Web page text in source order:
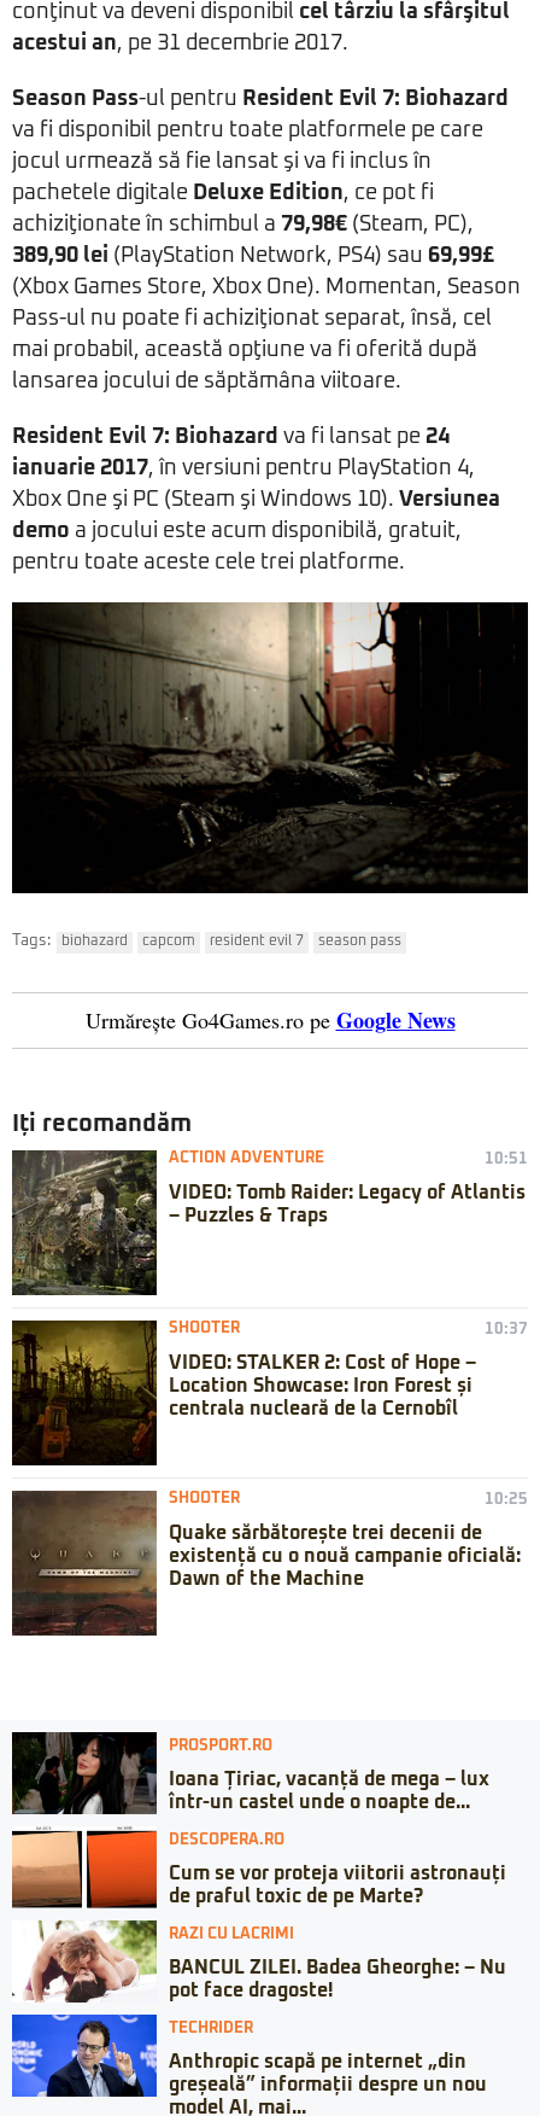
conţinut va deveni disponibil cel târziu la sfârşitul
acestui an, pe 31 decembrie 2017.
Season Pass-ul pentru Resident Evil 7: Biohazard
va fi disponibil pentru toate platformele pe care
jocul urmează să fie lansat şi va fi inclus în
pachetele digitale Deluxe Edition, ce pot fi
achiziţionate în schimbul a 79,98€ (Steam, PC),
389,90 lei (PlayStation Network, PS4) sau 69,99£
(Xbox Games Store, Xbox One). Momentan, Season
Pass-ul nu poate fi achiziţionat separat, însă, cel
mai probabil, această opţiune va fi oferită după
lansarea jocului de săptămâna viitoare.
Resident Evil 7: Biohazard va fi lansat pe 24
ianuarie 2017, în versiuni pentru PlayStation 4,
Xbox One şi PC (Steam şi Windows 10). Versiunea
demo a jocului este acum disponibilă, gratuit,
pentru toate aceste cele trei platforme.
Tags: biohazard capcom resident evil 7 season pass
Urmărește Go4Games.ro pe Google News
Iți recomandăm
ACTION ADVENTURE 10:51
VIDEO: Tomb Raider: Legacy of Atlantis
– Puzzles & Traps
SHOOTER 10:37
VIDEO: STALKER 2: Cost of Hope –
Location Showcase: Iron Forest și
centrala nucleară de la Cernobîl
SHOOTER 10:25
Quake sărbătorește trei decenii de
existență cu o nouă campanie oficială:
Dawn of the Machine
PROSPORT.RO
Ioana Țiriac, vacanță de mega – lux
într-un castel unde o noapte de...
DESCOPERA.RO
Cum se vor proteja viitorii astronauți
de praful toxic de pe Marte?
RAZI CU LACRIMI
BANCUL ZILEI. Badea Gheorghe: – Nu
pot face dragoste!
TECHRIDER
Anthropic scapă pe internet „din
greșeală” informații despre un nou
model AI, mai...